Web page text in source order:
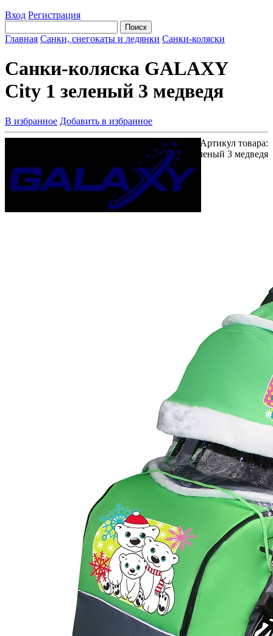
Вход Регистрация
Главная Санки, снегокаты и ледянки Санки-коляски
Санки-коляска GALAXY
City 1 зеленый 3 медведя
В избранное Добавить в избранное
Артикул товара:
GC-1 зеленый 3 медведя